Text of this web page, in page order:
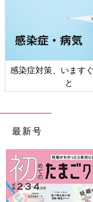
策、いますぐできるこ
最新号